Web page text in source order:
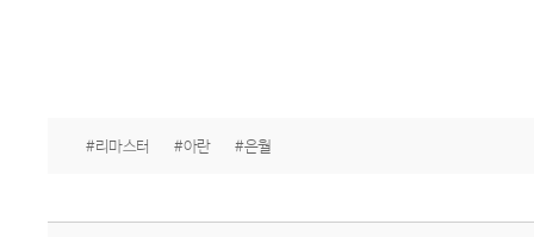
#리마스터 #아란 #은월